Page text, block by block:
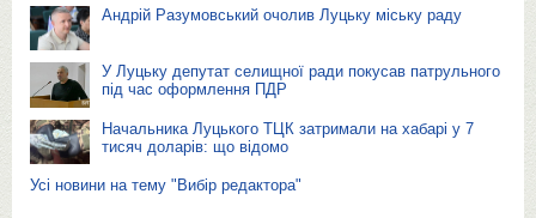
Андрій Разумовський очолив Луцьку міську раду
У Луцьку депутат селищної ради покусав патрульного
під час оформлення ПДР
Начальника Луцького ТЦК затримали на хабарі у 7
тисяч доларів: що відомо
Усі новини на тему "Вибір редактора"